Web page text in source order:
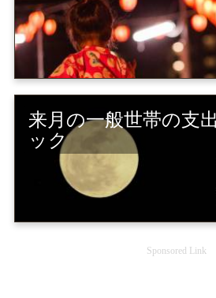
来月の一般世帯の支
ック
Sponsored Link